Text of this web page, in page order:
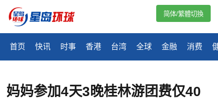
首页 快讯 时事 香港 台湾 全球 金融 消费
简体/繁體切換
妈妈参加4天3晚桂林游团费仅40